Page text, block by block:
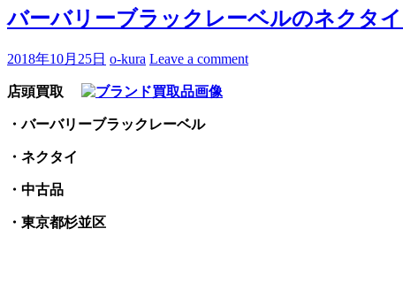
バーバリーブラックレーベルのネクタ
2018年10月25日 o-kura Leave a comment
店頭買取
・バーバリーブラックレーベル
・ネクタイ
・中古品
・東京都杉並区